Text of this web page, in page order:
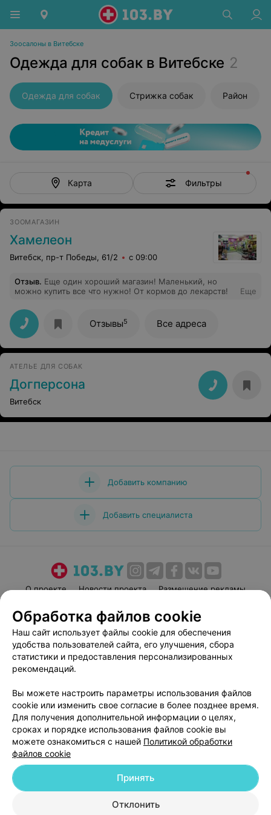
Зоосалоны в Витебске
Одежда для собак в Витебске 2
Одежда для собак Стрижка собак Район
Карта Фильтры
ЗООМАГАЗИН
Хамелеон
Витебск, пр-т Победы, 61/2 с 09:00
Отзыв. Еще один хороший магазин! Маленький, но
можно купить все что нужно! От кормов до лекарств!
Еще
Отзывы5 Все адреса
АТЕЛЬЕ ДЛЯ СОБАК
Догперсона
Витебск
Добавить компанию
Добавить специалиста
О проекте Новости проекта
Размещение рекламы
Пользовательское соглашение
Способы оплаты
Вакансии
Партнеры
Написать руководителю 103.by
Персональные настройки cookie
Обработка персональных данных
© 2026 ООО «Артокс Лаб», УНП 191700409| 220012, Республика Беларусь,
г. Минск, улица Толбухина, 2, пом. 16 | help@103.by
Обработка файлов cookie
Наш сайт использует файлы cookie для обеспечения
удобства пользователей сайта, его улучшения, сбора
статистики и предоставления персонализированных
рекомендаций.
Вы можете настроить параметры использования файлов
cookie или изменить свое согласие в более позднее время.
Для получения дополнительной информации о целях,
сроках и порядке использования файлов cookie вы
можете ознакомиться с нашей Политикой обработки
файлов cookie
Отклонить
Принять